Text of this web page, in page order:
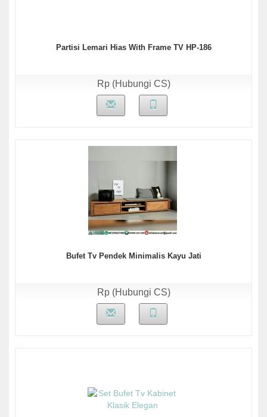
Partisi Lemari Hias With Frame TV HP-186
Rp (Hubungi CS)
Bufet Tv Pendek Minimalis Kayu Jati
Rp (Hubungi CS)